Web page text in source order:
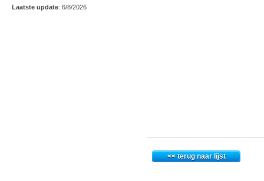
Laatste update: 6/8/2026